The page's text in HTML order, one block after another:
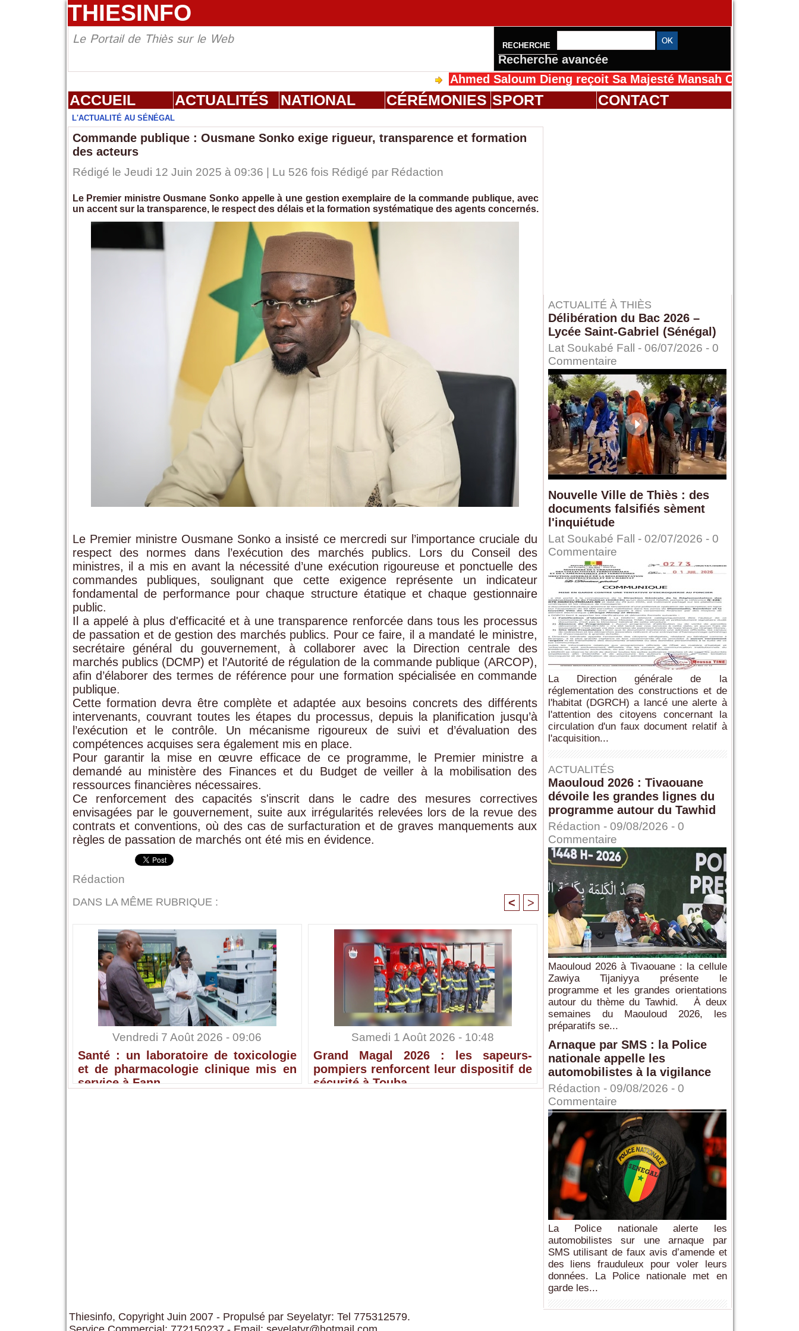
THIESINFO
Le Portail de Thiès sur le Web RECHERCHE
Recherche avancée
Ahmed Saloum Dieng reçoit Sa Majesté Mansah Cissé au Sénégal
ACCUEIL ACTUALITÉS NATIONAL CÉRÉMONIES SPORT CONTACT
L'ACTUALITÉ AU SÉNÉGAL
Commande publique : Ousmane Sonko exige rigueur, transparence et formation
des acteurs
Rédigé le Jeudi 12 Juin 2025 à 09:36 | Lu 526 fois Rédigé par Rédaction
Le Premier ministre Ousmane Sonko appelle à une gestion exemplaire de la commande publique, avec
un accent sur la transparence, le respect des délais et la formation systématique des agents concernés.
Le Premier ministre Ousmane Sonko a insisté ce mercredi sur l’importance cruciale du
respect des normes dans l’exécution des marchés publics. Lors du Conseil des
ministres, il a mis en avant la nécessité d’une exécution rigoureuse et ponctuelle des
commandes publiques, soulignant que cette exigence représente un indicateur
fondamental de performance pour chaque structure étatique et chaque gestionnaire
public.
Il a appelé à plus d'efficacité et à une transparence renforcée dans tous les processus
de passation et de gestion des marchés publics. Pour ce faire, il a mandaté le ministre,
secrétaire général du gouvernement, à collaborer avec la Direction centrale des
marchés publics (DCMP) et l’Autorité de régulation de la commande publique (ARCOP),
afin d’élaborer des termes de référence pour une formation spécialisée en commande
publique.
Cette formation devra être complète et adaptée aux besoins concrets des différents
intervenants, couvrant toutes les étapes du processus, depuis la planification jusqu’à
l’exécution et le contrôle. Un mécanisme rigoureux de suivi et d’évaluation des
compétences acquises sera également mis en place.
Pour garantir la mise en œuvre efficace de ce programme, le Premier ministre a
demandé au ministère des Finances et du Budget de veiller à la mobilisation des
ressources financières nécessaires.
Ce renforcement des capacités s'inscrit dans le cadre des mesures correctives
envisagées par le gouvernement, suite aux irrégularités relevées lors de la revue des
contrats et conventions, où des cas de surfacturation et de graves manquements aux
règles de passation de marchés ont été mis en évidence.
Rédaction
DANS LA MÊME RUBRIQUE : < >
Vendredi 7 Août 2026 - 09:06
Santé : un laboratoire de toxicologie
et de pharmacologie clinique mis en
service à Fann
Samedi 1 Août 2026 - 10:48
Grand Magal 2026 : les sapeurs-
pompiers renforcent leur dispositif de
sécurité à Touba
ACTUALITÉ À THIÈS
Délibération du Bac 2026 –
Lycée Saint-Gabriel (Sénégal)
Lat Soukabé Fall - 06/07/2026 - 0
Commentaire
Nouvelle Ville de Thiès : des
documents falsifiés sèment
l'inquiétude
Lat Soukabé Fall - 02/07/2026 - 0
Commentaire
La Direction générale de la
réglementation des constructions et de
l'habitat (DGRCH) a lancé une alerte à
l'attention des citoyens concernant la
circulation d'un faux document relatif à
l'acquisition...
ACTUALITÉS
Maouloud 2026 : Tivaouane
dévoile les grandes lignes du
programme autour du Tawhid
Rédaction - 09/08/2026 - 0
Commentaire
Maouloud 2026 à Tivaouane : la cellule
Zawiya Tijaniyya présente le
programme et les grandes orientations
autour du thème du Tawhid. À deux
semaines du Maouloud 2026, les
préparatifs se...
Arnaque par SMS : la Police
nationale appelle les
automobilistes à la vigilance
Rédaction - 09/08/2026 - 0
Commentaire
La Police nationale alerte les
automobilistes sur une arnaque par
SMS utilisant de faux avis d’amende et
des liens frauduleux pour voler leurs
données. La Police nationale met en
garde les...
Thiesinfo, Copyright Juin 2007 - Propulsé par Seyelatyr: Tel 775312579.